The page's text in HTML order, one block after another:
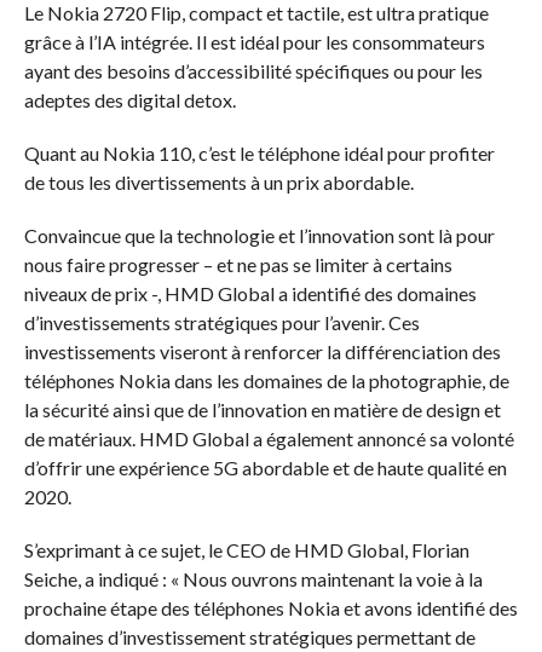
Le Nokia 2720 Flip, compact et tactile, est ultra pratique
grâce à l’IA intégrée. Il est idéal pour les consommateurs
ayant des besoins d’accessibilité spécifiques ou pour les
adeptes des digital detox.
Quant au Nokia 110, c’est le téléphone idéal pour profiter
de tous les divertissements à un prix abordable.
Convaincue que la technologie et l’innovation sont là pour
nous faire progresser – et ne pas se limiter à certains
niveaux de prix -, HMD Global a identifié des domaines
d’investissements stratégiques pour l’avenir. Ces
investissements viseront à renforcer la différenciation des
téléphones Nokia dans les domaines de la photographie, de
la sécurité ainsi que de l’innovation en matière de design et
de matériaux. HMD Global a également annoncé sa volonté
d’offrir une expérience 5G abordable et de haute qualité en
2020.
S’exprimant à ce sujet, le CEO de HMD Global, Florian
Seiche, a indiqué : « Nous ouvrons maintenant la voie à la
prochaine étape des téléphones Nokia et avons identifié des
domaines d’investissement stratégiques permettant de